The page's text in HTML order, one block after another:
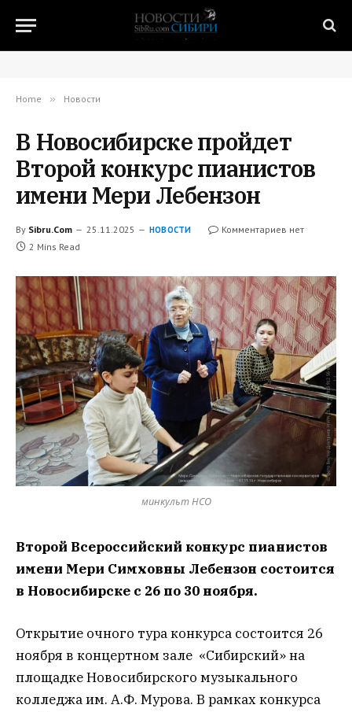
Home » Новости
В Новосибирске пройдет
Второй конкурс пианистов
имени Мери Лебензон
By Sibru.Com 25.11.2025 НОВОСТИ
Комментариев нет
2 Mins Read
минкульт НСО
Второй Всероссийский конкурс пианистов
имени Мери Симховны Лебензон состоится
в Новосибирске с 26 по 30 ноября.
Открытие очного тура конкурса состоится 26
ноября в концертном зале «Сибирский» на
площадке Новосибирского музыкального
колледжа им. А.Ф. Мурова. В рамках конкурса